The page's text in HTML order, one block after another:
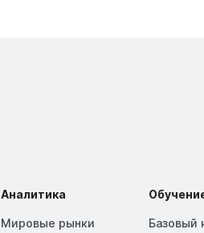
Аналитика
Мировые рынки
Базовый